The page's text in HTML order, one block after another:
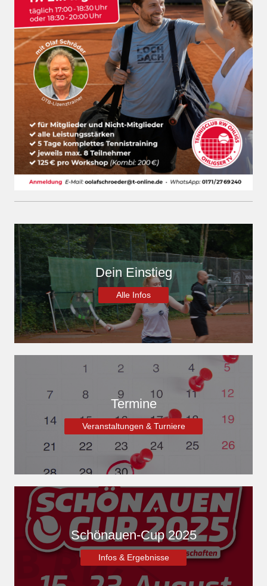
Dein Einstieg
Alle Infos
Termine
Veranstaltungen & Turniere
Schönauen-Cup 2025
Infos & Ergebnisse